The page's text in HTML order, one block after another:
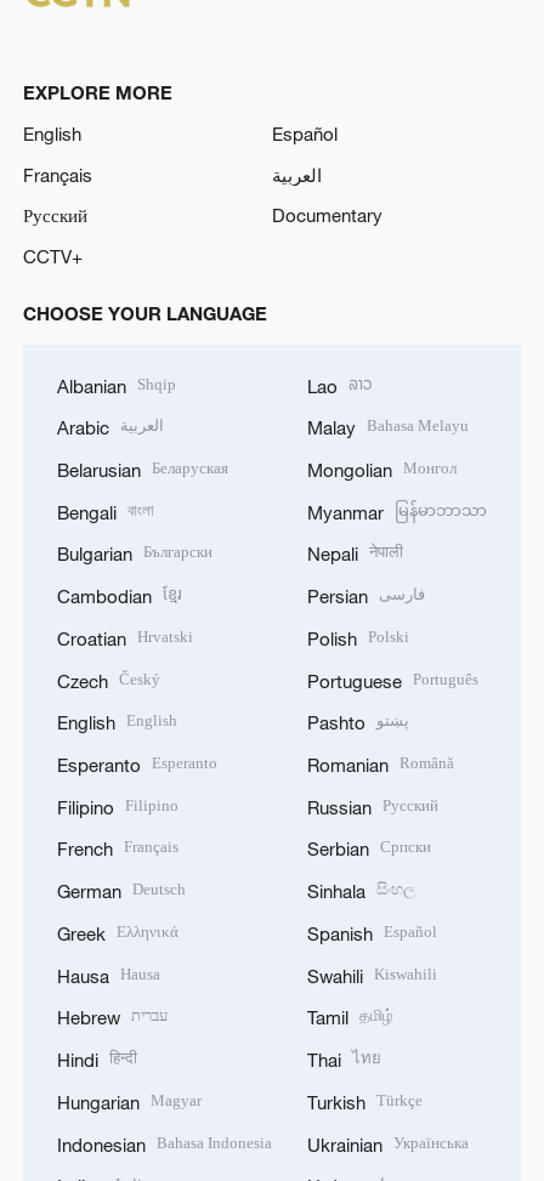
EXPLORE MORE
English
Español
Français
العربية
Русский
Documentary
CCTV+
CHOOSE YOUR LANGUAGE
Albanian Shqip
Arabic العربية
Belarusian Беларуская
Bengali বাংলা
Bulgarian Български
Cambodian ខ្មែរ
Croatian Hrvatski
Czech Český
English English
Esperanto Esperanto
Filipino Filipino
French Français
German Deutsch
Greek Ελληνικά
Hausa Hausa
Hebrew עברית
Hindi हिन्दी
Hungarian Magyar
Indonesian Bahasa Indonesia
Lao ລາວ
Malay Bahasa Melayu
Mongolian Монгол
Myanmar မြန်မာဘာသာ
Nepali नेपाली
Persian فارسی
Polish Polski
Portuguese Português
Pashto پښتو
Romanian Română
Russian Русский
Serbian Српски
Sinhala සිංහල
Spanish Español
Swahili Kiswahili
Tamil தமிழ்
Thai ไทย
Turkish Türkçe
Ukrainian Українська